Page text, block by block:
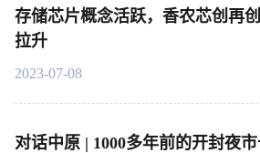
存储芯片概念活跃，香农芯创再
拉升
2023-07-08
对话中原 | 1000多年前的开封夜市